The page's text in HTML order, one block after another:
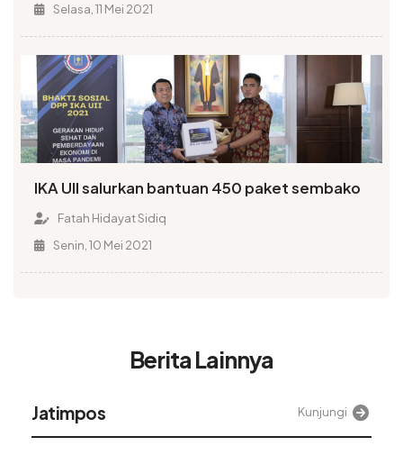
Selasa, 11 Mei 2021
IKA UII salurkan bantuan 450 paket sembako
Fatah Hidayat Sidiq
Senin, 10 Mei 2021
Berita Lainnya
Alinea Kunjungi